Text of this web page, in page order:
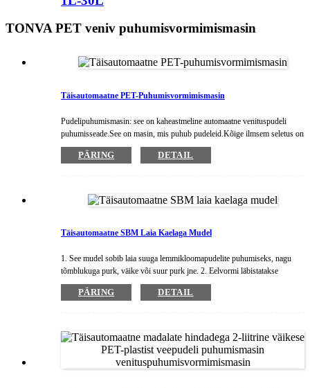
TONVA PET veniv puhumisvormimismasin
Täisautomaatne PET-Puhumisvormimismasin
Pudelipuhumismasin: see on kaheastmeline automaatne venituspudeli
puhumisseade.See on masin, mis puhub pudeleid.Kõige ilmsem seletus on
see, et see suudab teatud tehnoloogiliste vahenditega pudelitesse puhuda
plastosakesi (vedelikuks pehmendatud) või valmistatud pudeli embrüoid.
PÄRING DETAIL
Täisautomaatne SBM Laia Kaelaga Mudel
1. See mudel sobib laia suuga lemmikloomapudelite puhumiseks, nagu
tõmblukuga purk, väike või suur purk jne. 2. Eelvormi läbistatakse
põhjalikult ning optimeeritud infrapunalampide abil soojendatakse seda
ühtlaselt ja stabiilselt.3.Masinat juhib imporditud õhusilinder:
kasutada madala rõhu liikumiseks.6.HMI koos PLC-ga muudab
kasutamise lihtsaks ja lihtsaks
PÄRING DETAIL